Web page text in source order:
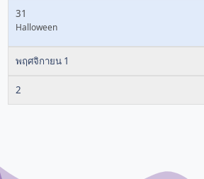
31
Halloween
พฤศจิกายน 1
2